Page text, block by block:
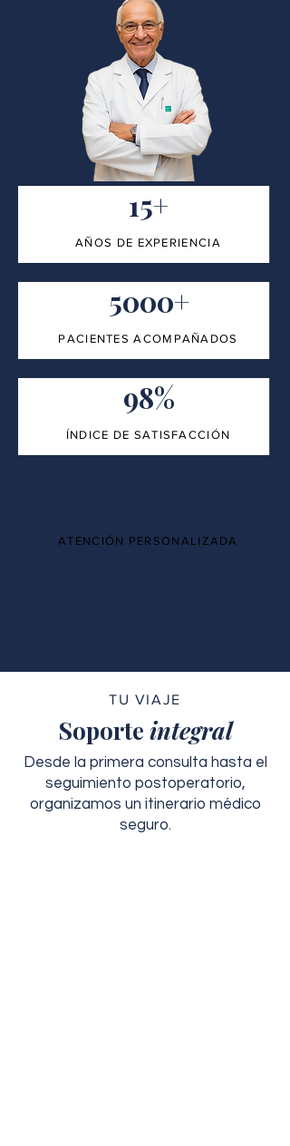
15+
AÑOS DE EXPERIENCIA
5000+
PACIENTES ACOMPAÑADOS
98%
ÍNDICE DE SATISFACCIÓN
ATENCIÓN PERSONALIZADA
TU VIAJE
Soporte integral
Desde la primera consulta hasta el
seguimiento postoperatorio,
organizamos un itinerario médico
seguro.